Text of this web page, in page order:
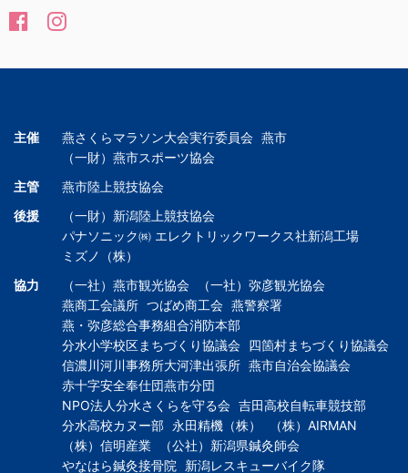
主催 燕さくらマラソン大会実行委員会 燕市
（一財）燕市スポーツ協会
主管
燕市陸上競技協会
後援
（一財）新潟陸上競技協会
パナソニック㈱ エレクトリックワークス社新潟工場
ミズノ（株）
協力
（一社）燕市観光協会
（一社）弥彦観光協会
燕商工会議所 つばめ商工会 燕警察署
燕・弥彦総合事務組合消防本部
分水小学校区まちづくり協議会 四箇村まちづくり協議会
信濃川河川事務所大河津出張所 燕市自治会協議会
赤十字安全奉仕団燕市分団
NPO法人分水さくらを守る会 吉田高校自転車競技部
分水高校カヌー部 永田精機（株）
（株）AIRMAN
（株）信明産業
（公社）新潟県鍼灸師会
やなはら鍼灸接骨院
新潟レスキューバイク隊